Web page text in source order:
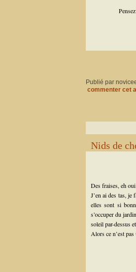
Publié par
commenter cet
Nids de
Des fraises, eh
J’en ai des tas,
elles sont si
s’occuper du
soleil par-dessus
Alors ce n’est